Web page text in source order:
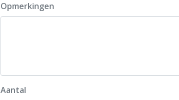
Opmerkingen
Aantal